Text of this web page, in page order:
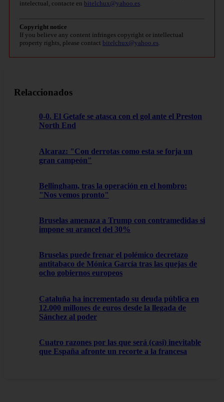
intelectual, contacte en bitelchux@yahoo.es
Copyright notice
If you believe any content infringes copyright or intellectual
property rights, please contact bitelchux@yahoo.es
Relaccionados
0-0. El Getafe se atasca con el gol ante el Preston
North End
Alcaraz: "Con derrotas como esta se forja un
gran campeón"
Bellingham, tras la operación en el hombro:
"Nos vemos pronto"
Bruselas amenaza a Trump con contramedidas si
impone su arancel del 30%
Bruselas puede frenar el polémico decretazo
antitabaco de Mónica García tras las quejas de
ocho gobiernos europeos
Cataluña ha incrementado su deuda pública en
12.000 millones de euros desde la llegada de
Sánchez al poder
Cuatro razones por las que será (casi) inevitable
que España afronte un recorte a la francesa